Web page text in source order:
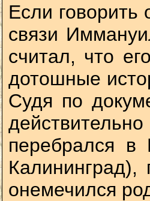
Если говорить
связи
считал, что
дотошные
Судя по
перебрался
Калининград),
онемечился